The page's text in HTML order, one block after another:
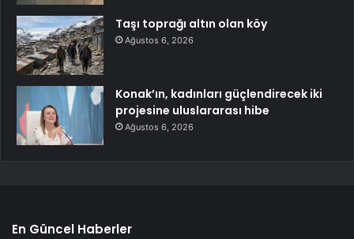
Taşı toprağı altın olan köy
Ağustos 6, 2026
Konak’ın, kadınları güçlendirecek iki
projesine uluslararası hibe
Ağustos 6, 2026
En Güncel Haberler